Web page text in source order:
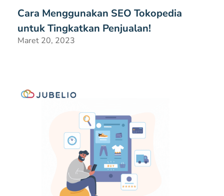
Cara Menggunakan SEO Tokopedia
untuk Tingkatkan Penjualan!
Maret 20, 2023